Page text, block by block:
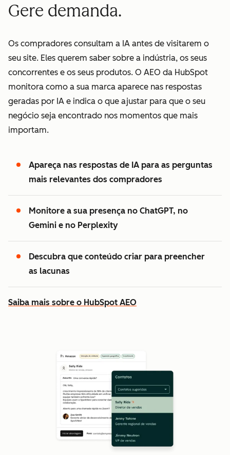
Gere demanda.
Os compradores consultam a IA antes de visitarem o
seu site. Eles querem saber sobre a indústria, os seus
concorrentes e os seus produtos. O AEO da HubSpot
monitora como a sua marca aparece nas respostas
geradas por IA e indica o que ajustar para que o seu
negócio seja encontrado nos momentos que mais
importam.
Apareça nas respostas de IA para as perguntas
mais relevantes dos compradores
Monitore a sua presença no ChatGPT, no
Gemini e no Perplexity
Descubra que conteúdo criar para preencher
as lacunas
Saiba mais sobre o HubSpot AEO